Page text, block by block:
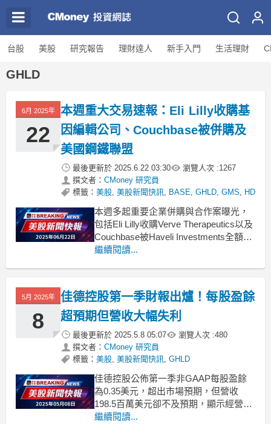
台股 美股 研究報告 理財達人 新手入門 生活理財
GHLD
6月 2025年
22
本週重大交易速報：Eli Lilly收購基
因編輯公司、Couchbase被併購及
美國鋼鐵聯盟
最後更新於 2025.6.22 03:30 瀏覽人次 :1267
撰文者： CMoney 研究員
標籤： 美股, 美股新聞快訊, BASE, GHLD, GMS, HD
本週多起重要企業併購與合作案曝光，
包括Eli Lilly收購Verve Therapeutics以及
Couchbase被Haveli Investments全額現
金併購。在這一週，數個行業內的重要
維那的業務出售給Pa
繼續閱讀...
5月 2025年
8
佳德控股第一季財報出爐！每股盈餘
超預期但營收大幅失利
最後更新於 2025.5.8 05:07 瀏覽人次 :480
撰文者： CMoney 研究員
標籤： 美股, 美股新聞快訊, GHLD
佳德控股公佈第一季非GAAP每股盈餘
為0.35美元，超出市場預期，但營收
198.5百萬美元卻不及預期，顯示經營挑
戰。佳德控股（Guild Holdings）近日發
繼續閱讀...